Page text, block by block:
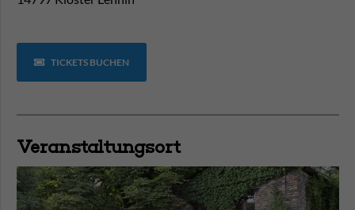
TICKETS BUCHEN
Veranstaltungsort